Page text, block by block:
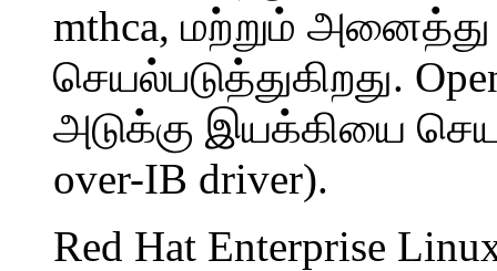
mthca, மற்றும் அனைத்து
செயல்படுத்துகிறது.
அடுக்கு இயக்கியை
over-IB driver).
Red Hat Enterprise